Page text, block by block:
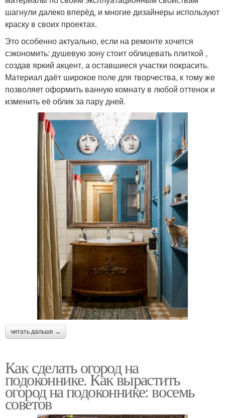
шагнули далеко вперёд, и многие дизайнеры используют
краску в своих проектах.
Это особенно актуально, если на ремонте хочется
сэкономить: душевую зону стоит облицевать плиткой ,
создав яркий акцент, а оставшиеся участки покрасить.
Материал даёт широкое поле для творчества, к тому же
позволяет оформить ванную комнату в любой оттенок и
изменить её облик за пару дней.
читать дальше →
Как сделать огород на
подоконнике. Как вырастить
огород на подоконнике: восемь
советов